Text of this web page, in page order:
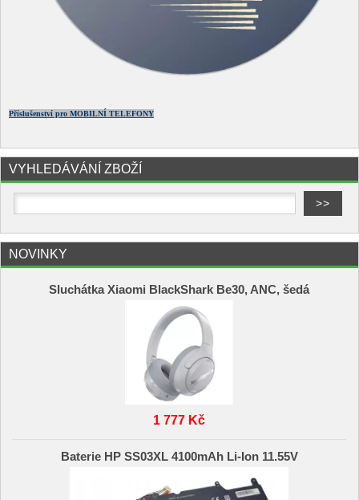
Příslušenství pro MOBILNÍ TELEFONY
VYHLEDÁVÁNÍ ZBOŽÍ
NOVINKY
Sluchátka Xiaomi BlackShark Be30, ANC, šedá
1 777 Kč
Baterie HP SS03XL 4100mAh Li-Ion 11.55V